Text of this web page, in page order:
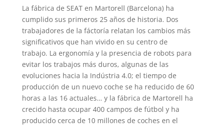
La fábrica de SEAT en Martorell (Barcelona) ha
cumplido sus primeros 25 años de historia. Dos
trabajadores de la fáctoría relatan los cambios más
significativos que han vivido en su centro de
trabajo. La ergonomía y la presencia de robots para
evitar los trabajos más duros, algunas de las
evoluciones hacia la Indústria 4.0; el tiempo de
producción de un nuevo coche se ha reducido de 60
horas a las 16 actuales… y la fábrica de Martorell ha
crecido hasta ocupar 400 campos de fútbol y ha
producido cerca de 10 millones de coches en el